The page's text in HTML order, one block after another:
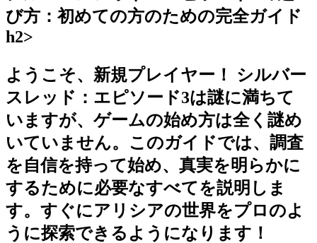
び方：初めての方のための完全ガイド
h2>
ようこそ、新規プレイヤー！ シルバー
スレッド：エピソード3は謎に満ちて
いますが、ゲームの始め方は全く謎め
いていません。このガイドでは、調査
を自信を持って始め、真実を明らかに
するために必要なすべてを説明しま
す。すぐにアリシアの世界をプロのよ
うに探索できるようになります！